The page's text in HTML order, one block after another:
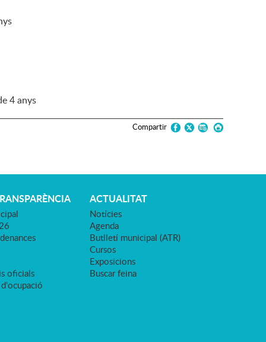
4 anys
Compartir
oficials
ACTUALITAT
Notícies
Agenda
Butlletí municipal (ATR)
Cursos
Exposicions
Buscar feina